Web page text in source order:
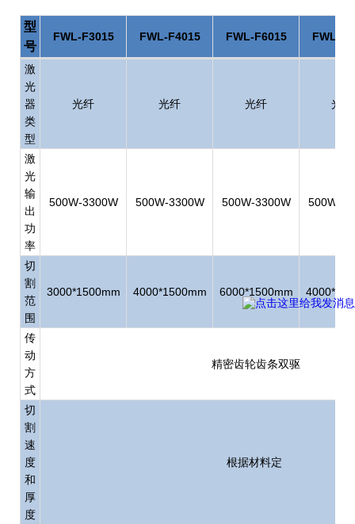
型
号
FWL-F3015 FWL-F4015 FWL-F6015 FWL-
激
光
器
类
型
光纤 光纤 光纤 光纤
激
光
输
出
功
率
500W-3300W 500W-3300W 500W-3300W 500W-
切
割
范
围
3000*1500mm 4000*1500mm 6000*1500mm
传
动
方
式
精密齿轮齿条双驱
切
割
速
度
和
厚
度
根据材料定